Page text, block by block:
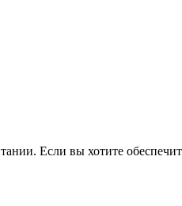
Если вы хотите